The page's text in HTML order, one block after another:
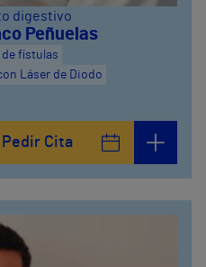
digestivo
Peñuelas
fístulas
Láser de Diodo
Pedir Cita